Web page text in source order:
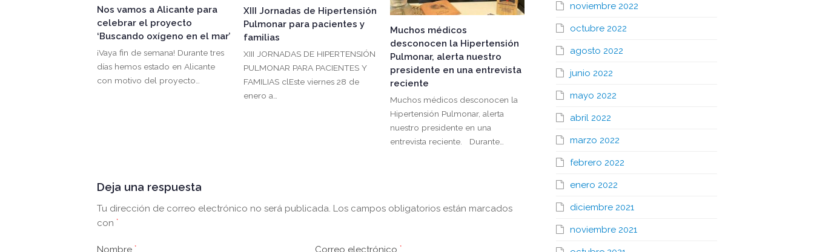
Nos vamos a Alicante para
celebrar el proyecto
‘Buscando oxígeno en el mar’
¡Vaya fin de semana! Durante tres
días hemos estado en Alicante
con motivo del proyecto…
XIII Jornadas de Hipertensión
Pulmonar para pacientes y
familias
XIII JORNADAS DE HIPERTENSIÓN
PULMONAR PARA PACIENTES Y
FAMILIAS clEste viernes 28 de
enero a…
Muchos médicos
desconocen la Hipertensión
Pulmonar, alerta nuestro
presidente en una entrevista
reciente
Muchos médicos desconocen la
Hipertensión Pulmonar, alerta
nuestro presidente en una
entrevista reciente. Durante…
Deja una respuesta
Tu dirección de correo electrónico no será publicada. Los campos obligatorios están marcados
con *
Nombre * Correo electrónico*
noviembre 2022
octubre 2022
agosto 2022
junio 2022
mayo 2022
abril 2022
marzo 2022
febrero 2022
enero 2022
diciembre 2021
noviembre 2021